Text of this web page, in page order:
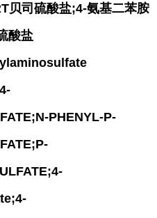
贝司硫酸盐;4-氨基二苯胺
酸盐
PHENYL-P-